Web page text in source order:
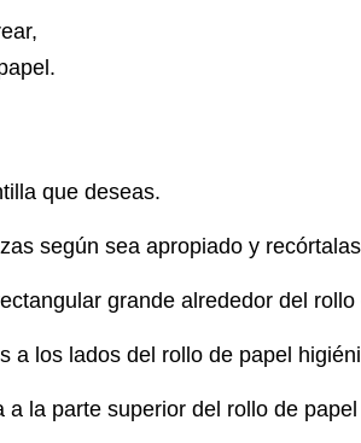
que deseas.
según sea apropiado y
grande alrededor del
a los lados del rollo de papel
a la parte superior del rollo de